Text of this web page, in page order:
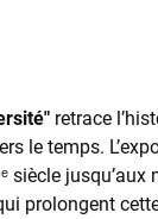
retrace
le temps.
siècle
prolongent